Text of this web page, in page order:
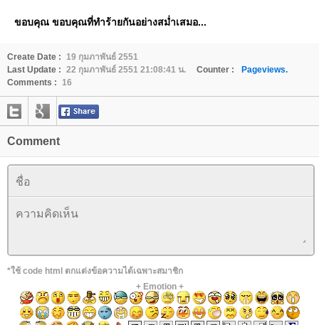
ขอบคุณ ขอบคุณที่ทำร้ายกันอย่างสม่ำเสมอ...
Create Date : 19 กุมภาพันธ์ 2551
Last Update : 22 กุมภาพันธ์ 2551 21:08:41 น. Counter :
Pageviews.
Comments : 16
Comment
*ใช้ code html ตกแต่งข้อความได้เฉพาะสมาชิก
+ Emotion+